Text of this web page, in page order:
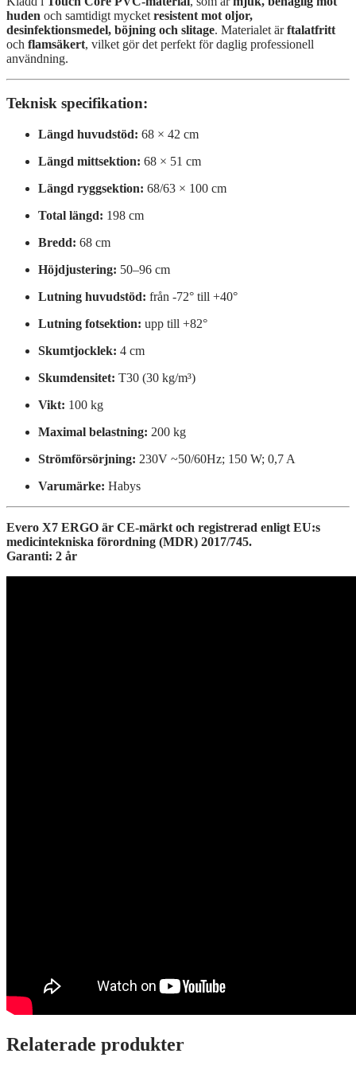
huden och samtidigt mycket resistent mot oljor,
desinfektionsmedel, böjning och slitage. Materialet ärftalatfritt
och flamsäkert, vilket gör det perfekt för daglig professionell
användning.
Teknisk specifikation:
Längd huvudstöd: 68 × 42 cm
Längd mittsektion: 68 × 51 cm
Längd ryggsektion: 68/63 × 100 cm
Total längd: 198 cm
Bredd: 68 cm
Höjdjustering: 50–96 cm
Lutning huvudstöd: från -72° till +40°
Lutning fotsektion: upp till +82°
Skumtjocklek: 4 cm
Skumdensitet: T30 (30 kg/m³)
Vikt: 100 kg
Maximal belastning: 200 kg
Strömförsörjning: 230V ~50/60Hz; 150 W; 0,7 A
Varumärke: Habys
Evero X7 ERGO är CE-märkt och registrerad enligt EU:s
medicintekniska förordning (MDR) 2017/745.
Garanti: 2 år
Relaterade produkter